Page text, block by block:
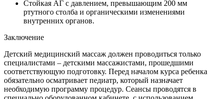
Стойкая АГ с давлением, превышающим 200 мм
ртутного столба и органическими изменениями
внутренних органов.
Заключение
Детский медицинский массаж должен проводиться только
специалистами – детскими массажистами, прошедшими
соответствующую подготовку. Перед началом курса ребенка
обязательно осматривает педиатр, который назначает
необходимую программу процедур. Сеансы проводятся в